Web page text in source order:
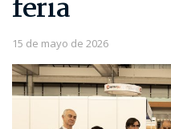
feria
15 de mayo de 2026